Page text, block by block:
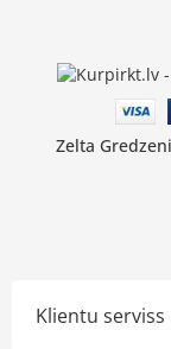
Zelta
Klientu serviss